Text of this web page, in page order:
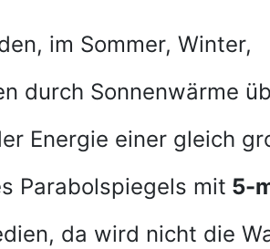
im Sommer, Winter,
durch Sonnenwärme
Energie einer gleich
Parabolspiegels mit 5-
da wird nicht die